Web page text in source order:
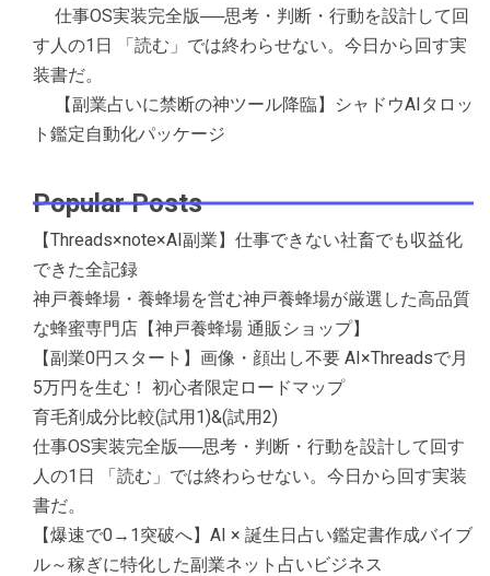
仕事OS実装完全版──思考・判断・行動を設計して回
す人の1日 「読む」では終わらせない。今日から回す実
装書だ。
【副業占いに禁断の神ツール降臨】シャドウAIタロッ
ト鑑定自動化パッケージ
Popular Posts
【Threads×note×AI副業】仕事できない社畜でも収益化
できた全記録
神戸養蜂場・養蜂場を営む神戸養蜂場が厳選した高品質
な蜂蜜専門店【神戸養蜂場 通販ショップ】
【副業0円スタート】画像・顔出し不要 AI×Threadsで月
5万円を生む！ 初心者限定ロードマップ
育毛剤成分比較(試用1)&(試用2)
仕事OS実装完全版──思考・判断・行動を設計して回す
人の1日 「読む」では終わらせない。今日から回す実装
書だ。
【爆速で0→1突破へ】AI × 誕生日占い鑑定書作成バイブ
ル～稼ぎに特化した副業ネット占いビジネス